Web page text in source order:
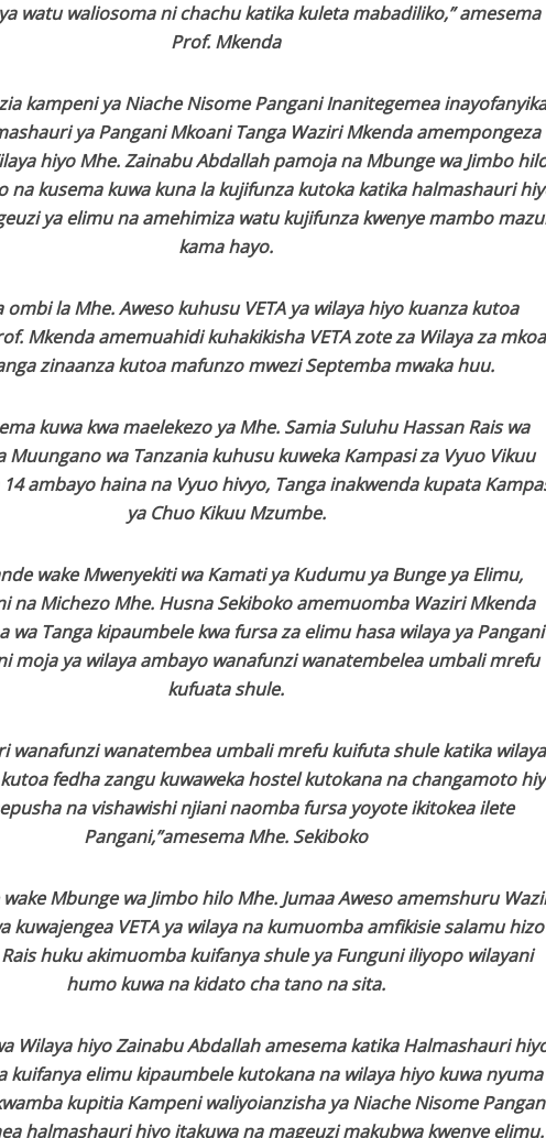
watu waliosoma ni chachu katika kuleta mabadiliko,” amesema
Prof. Mkenda
kampeni ya Niache Nisome Pangani Inanitegemea inayofanyika
ya Pangani Mkoani Tanga Waziri Mkenda amempongeza
hiyo Mhe. Zainabu Abdallah pamoja na Mbunge wa Jimbo
na kusema kuwa kuna la kujifunza kutoka katika halmashauri
ya elimu na amehimiza watu kujifunza kwenye mambo
kama hayo.
ombi la Mhe. Aweso kuhusu VETA ya wilaya hiyo kuanza kutoa
Mkenda amemuahidi kuhakikisha VETA zote za Wilaya za mkoa
zinaanza kutoa mafunzo mwezi Septemba mwaka huu.
kuwa kwa maelekezo ya Mhe. Samia Suluhu Hassan Rais wa
Muungano wa Tanzania kuhusu kuweka Kampasi za Vyuo Vikuu
ambayo haina na Vyuo hivyo, Tanga inakwenda kupata
ya Chuo Kikuu Mzumbe.
wake Mwenyekiti wa Kamati ya Kudumu ya Bunge ya Elimu,
na Michezo Mhe. Husna Sekiboko amemuomba Waziri Mkenda
wa Tanga kipaumbele kwa fursa za elimu hasa wilaya ya Pangani
moja ya wilaya ambayo wanafunzi wanatembelea umbali mrefu
kufuata shule.
wanafunzi wanatembea umbali mrefu kuifuta shule katika wilaya
fedha zangu kuwaweka hostel kutokana na changamoto
na vishawishi njiani naomba fursa yoyote ikitokea ilete
Pangani,”amesema Mhe. Sekiboko
Mbunge wa Jimbo hilo Mhe. Jumaa Aweso amemshuru
kuwajengea VETA ya wilaya na kumuomba amfikisie salamu hizo
huku akimuomba kuifanya shule ya Funguni iliyopo wilayani
humo kuwa na kidato cha tano na sita.
Wilaya hiyo Zainabu Abdallah amesema katika Halmashauri
kuifanya elimu kipaumbele kutokana na wilaya hiyo kuwa nyuma
kupitia Kampeni waliyoianzisha ya Niache Nisome
halmashauri hiyo itakuwa na mageuzi makubwa kwenye elimu.